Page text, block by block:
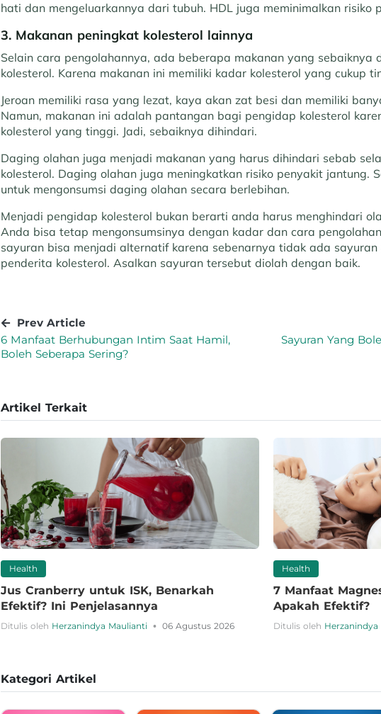
hati dan mengeluarkannya dari tubuh. HDL juga meminimalkan risiko
3. Makanan peningkat kolesterol lainnya
Selain cara pengolahannya, ada beberapa makanan yang sebaiknya
kolesterol. Karena makanan ini memiliki kadar kolesterol yang cukup
Jeroan memiliki rasa yang lezat, kaya akan zat besi dan memiliki
Namun, makanan ini adalah pantangan bagi pengidap kolesterol
kolesterol yang tinggi. Jadi, sebaiknya dihindari.
Daging olahan juga menjadi makanan yang harus dihindari sebab
kolesterol. Daging olahan juga meningkatkan risiko penyakit jantung.
untuk mengonsumsi daging olahan secara berlebihan.
Menjadi pengidap kolesterol bukan berarti anda harus menghindari
Anda bisa tetap mengonsumsinya dengan kadar dan cara
sayuran bisa menjadi alternatif karena sebenarnya tidak ada
penderita kolesterol. Asalkan sayuran tersebut diolah dengan baik.
Prev Article
6 Manfaat Berhubungan Intim Saat Hamil,
Boleh Seberapa Sering?
Sayuran Yang
Artikel Terkait
Health
Jus Cranberry untuk ISK, Benarkah
Efektif? Ini Penjelasannya
Ditulis oleh Herzanindya Maulianti • 06 Agustus 2026
Health
7 Manfaat
Apakah Efektif?
Ditulis oleh
Kategori Artikel